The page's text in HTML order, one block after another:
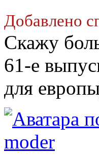
Добавлено
Скажу
61-е
для
moder